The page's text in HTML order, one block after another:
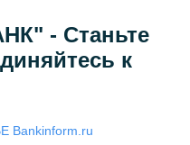
- Станьте
к
Bankinform.ru